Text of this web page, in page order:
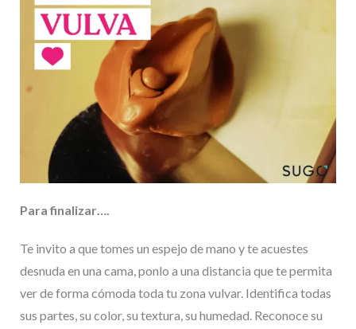
Para finalizar….
Te invito a que tomes un espejo de mano y te acuestes
desnuda en una cama, ponlo a una distancia que te permita
ver de forma cómoda toda tu zona vulvar. Identifica todas
sus partes, su color, su textura, su humedad. Reconoce su